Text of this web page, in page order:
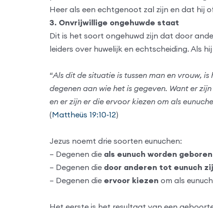
Heer als een echtgenoot zal zijn en dat hij
3. Onvrijwillige ongehuwde staat
Dit is het soort ongehuwd zijn dat door
leiders over huwelijk en echtscheiding. Als
“Als dit de situatie is tussen man en vrouw,
degenen aan wie het is gegeven. Want er
en er zijn er die ervoor kiezen om als
(Mattheüs 19:10-12)
Jezus noemt drie soorten eunuchen:
– Degenen die als eunuch worden geboren
– Degenen die door anderen tot eunuch
– Degenen die ervoor kiezen om als